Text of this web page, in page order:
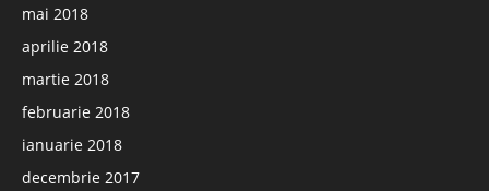
mai 2018
aprilie 2018
martie 2018
februarie 2018
ianuarie 2018
decembrie 2017